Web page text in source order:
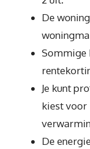
De
Sommige
Je kunt
kiest voor
De